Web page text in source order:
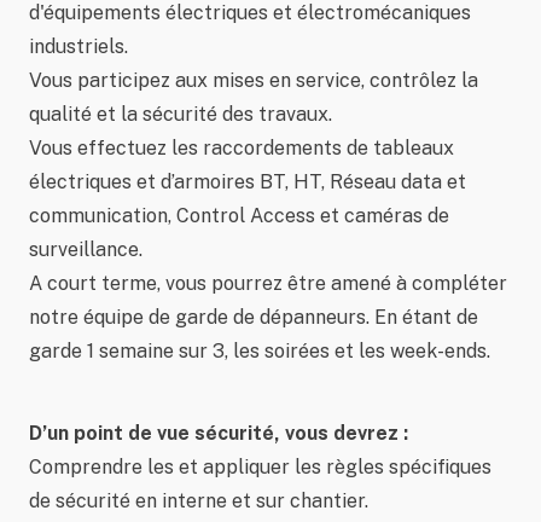
d'équipements électriques et électromécaniques
industriels.
Vous participez aux mises en service, contrôlez la
qualité et la sécurité des travaux.
Vous effectuez les raccordements de tableaux
électriques et d’armoires BT, HT, Réseau data et
communication, Control Access et caméras de
surveillance.
A court terme, vous pourrez être amené à compléter
notre équipe de garde de dépanneurs. En étant de
garde 1 semaine sur 3, les soirées et les week-ends.
D’un point de vue sécurité, vous devrez :
Comprendre les et appliquer les règles spécifiques
de sécurité en interne et sur chantier.